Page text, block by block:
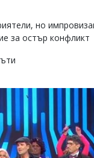
но
за остър конфликт